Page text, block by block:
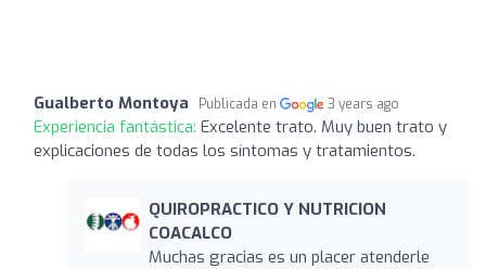
Gualberto Montoya Publicada en 3 years ago
Experiencia fantástica: Excelente trato. Muy buen trato y
explicaciones de todas los síntomas y tratamientos.
QUIROPRACTICO Y NUTRICION
COACALCO
Muchas gracias es un placer atenderle